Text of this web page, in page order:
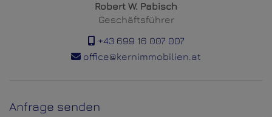
Robert W. Pabisch
Geschäftsführer
+43 699 16 007 007
office@kernimmobilien.at
Anfrage senden